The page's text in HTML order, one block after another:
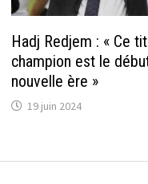
Hadj Redjem : « Ce
champion est le
nouvelle ère »
19 juin 2024